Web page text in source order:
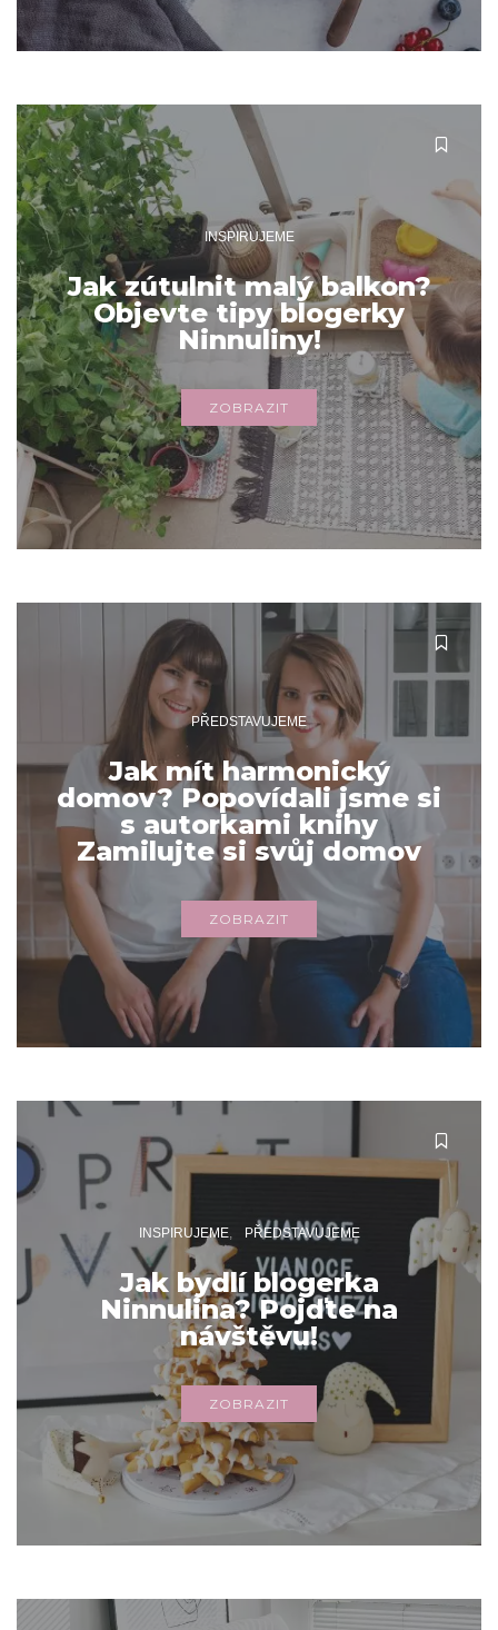
INSPIRUJEME
Jak zútulnit malý balkon?
Objevte tipy blogerky
Ninnuliny!
ZOBRAZIT
PŘEDSTAVUJEME
Jak mít harmonický
domov? Popovídali jsme si
s autorkami knihy
Zamilujte si svůj domov
ZOBRAZIT
INSPIRUJEME PŘEDSTAVUJEME
Jak bydlí blogerka
Ninnulina? Pojďte na
návštěvu!
ZOBRAZIT